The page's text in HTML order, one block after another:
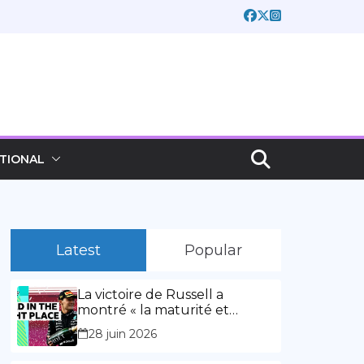
Latest Popular
La victoire de Russell a
montré « la maturité et
l’expérience » Vidéo,
00:02:03La victoire de Russell
28 juin 2026